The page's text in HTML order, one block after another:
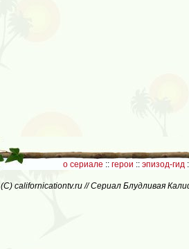
о сериале :: герои :: эпизод-гид
(C) californicationtv.ru // Сериал Блудливая